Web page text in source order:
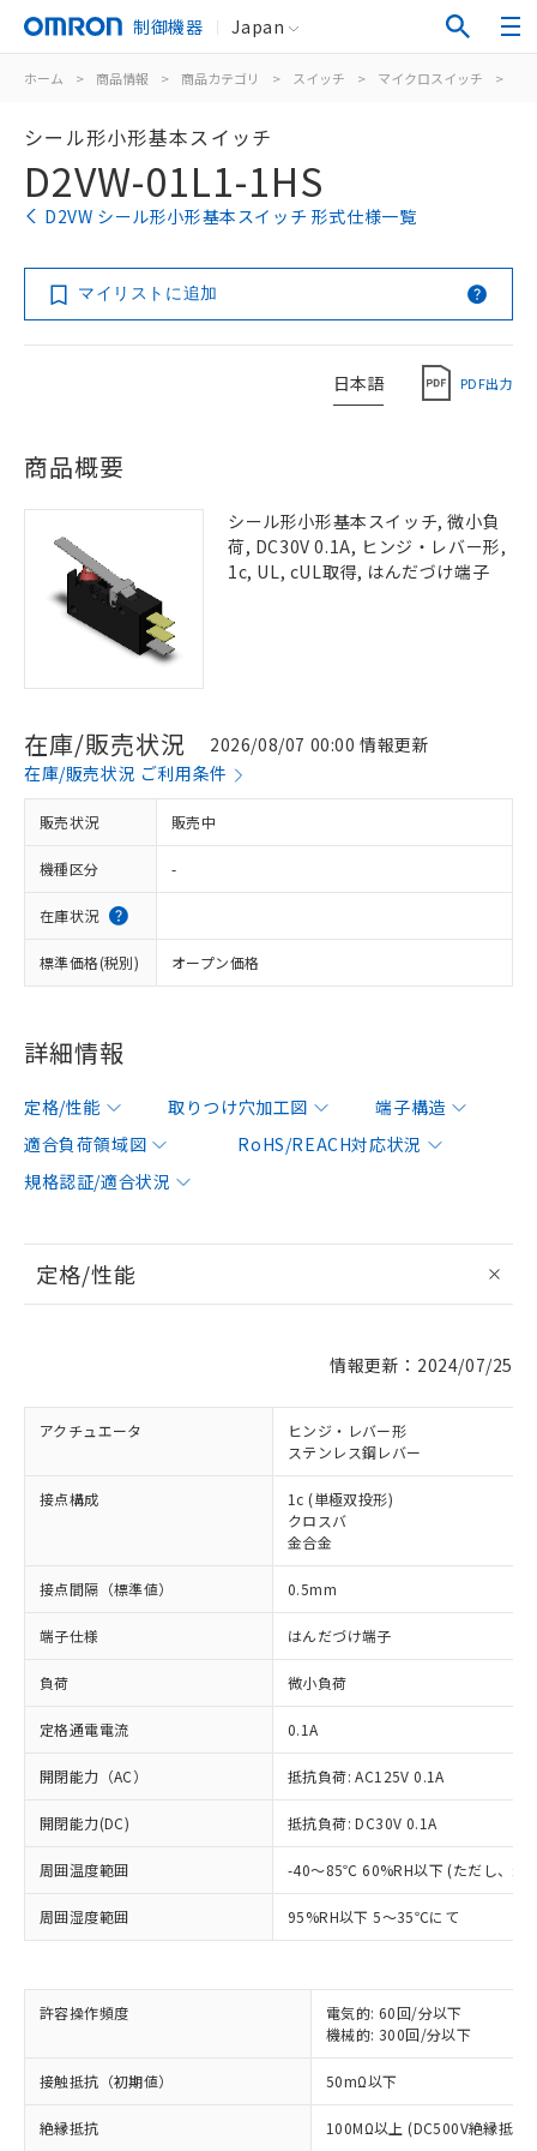
制御機器 Japan
ホーム > 商品情報 > 商品カテゴリ > スイッチ > マイクロスイッチ >
シール形小形基本スイッチ
D2VW-01L1-1HS
D2VW シール形小形基本スイッチ 形式仕様一覧
マイリストに追加
日本語 PDF出力
商品概要
シール形小形基本スイッチ, 微小負
荷, DC30V 0.1A, ヒンジ・レバー形,
1c, UL, cUL取得, はんだづけ端子
在庫/販売状況
2026/08/07 00:00 情報更新
在庫/販売状況 ご利用条件
販売状況 販売中
機種区分 -
在庫状況
標準価格(税別) オープン価格
詳細情報
定格/性能 取りつけ穴加工図
端子構造
適合負荷領域図
RoHS/REACH対応状況
規格認証/適合状況
定格/性能
情報更新：2024/07/25
アクチュエータ
ヒンジ・レバー形
ステンレス鋼レバー
接点構成
1c (単極双投形)
クロスバ
金合金
接点間隔（標準値） 0.5mm
端子仕様 はんだづけ端子
負荷 微小負荷
定格通電電流 0.1A
開閉能力（AC） 抵抗負荷: AC125V 0.1A
開閉能力(DC) 抵抗負荷: DC30V 0.1A
周囲温度範囲 -40～85℃ 60%RH以下 (ただし、氷
周囲湿度範囲 95%RH以下 5～35℃にて
許容操作頻度
電気的: 60回/分以下
機械的: 300回/分以下
接触抵抗（初期値） 50mΩ以下
絶縁抵抗 100MΩ以上 (DC500V絶縁抵抗
ご利用条件
以下の条件をお読みいただき、同意のうえ
※1 対応状況
対応済み：EU RoHS指令（10物質）の
対応予定：EU RoHS指令（10物質）の非含
有に対応した製品に切り替える予定のある
対応予定なし：EU RoHS指令（10物質）の
非含有に非対応の商品で、対応品を出す予
調査・確認中：EU RoHS指令（10物質）の